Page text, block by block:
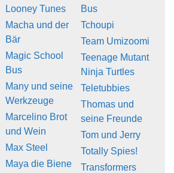
Looney Tunes
Macha und der
Bär
Magic School
Bus
Many und seine
Werkzeuge
Marcelino Brot
und Wein
Max Steel
Maya die Biene
Bus
Tchoupi
Team Umizoomi
Teenage Mutant
Ninja Turtles
Teletubbies
Thomas und
seine Freunde
Tom und Jerry
Totally Spies!
Transformers